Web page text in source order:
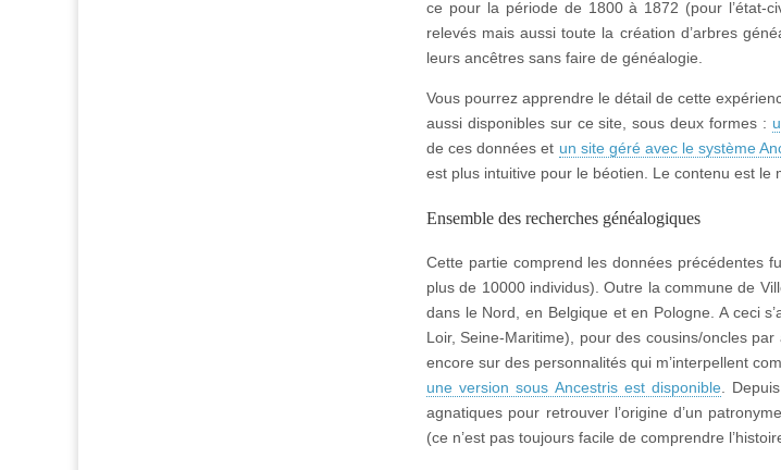
ce pour la période de 1800 à 1872 (pour l’état-
relevés mais aussi toute la création d’arbres
leurs ancêtres sans faire de généalogie.
Vous pourrez apprendre le détail de cette
aussi disponibles sur ce site, sous deux formes :
de ces données et un site géré avec le système
est plus intuitive pour le béotien. Le contenu est le
Ensemble des recherches généalogiques
Cette partie comprend les données précédentes
plus de 10000 individus). Outre la commune de
dans le Nord, en Belgique et en Pologne. A ceci
Loir, Seine-Maritime), pour des cousins/oncles
encore sur des personnalités qui m’interpellent
une version sous Ancestris est disponible.
agnatiques pour retrouver l’origine d’un
(ce n’est pas toujours facile de comprendre